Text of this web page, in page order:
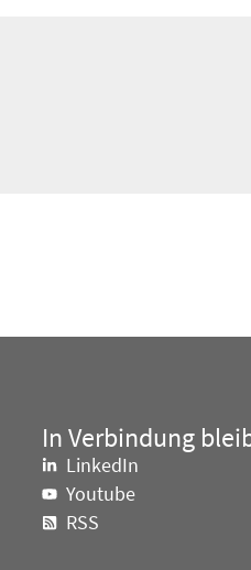
In Verbindung
LinkedIn
Youtube
RSS